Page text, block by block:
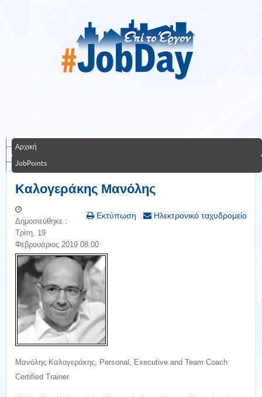
Αρχική
JobPoints
Καλογεράκης Μανόλης
Εκτύπωση Ηλεκτρονικό ταχυδρομείο
Δημοσιεύθηκε :
Τρίτη, 19
Φεβρουάριος 2019 08:00
Μανόλης Καλογεράκης, Personal, Executive and Team Coach
Certified Trainer